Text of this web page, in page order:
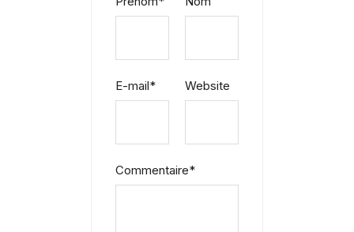
E-mail* Website
Commentaire*